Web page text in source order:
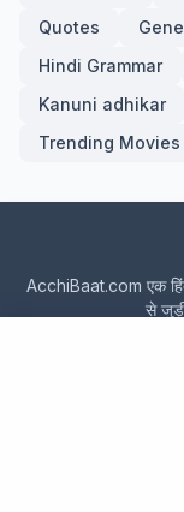
Quotes
Hindi Grammar
Kanuni adhikar
Trending Movies
AcchiBaat.com एक
से